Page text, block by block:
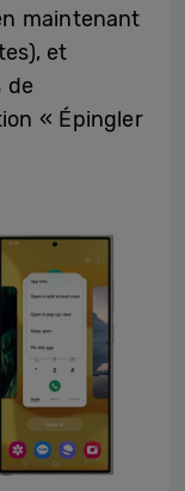
maintenant
et
de
« Épingler